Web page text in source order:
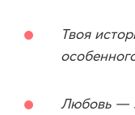
Твоя
Любовь —